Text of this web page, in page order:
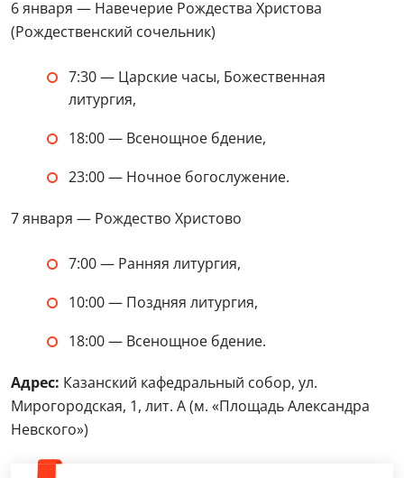
6 января — Навечерие Рождества Христова
(Рождественский сочельник)
7:30 — Царские часы, Божественная
литургия,
18:00 — Всенощное бдение,
23:00 — Ночное богослужение.
7 января — Рождество Христово
7:00 — Ранняя литургия,
10:00 — Поздняя литургия,
18:00 — Всенощное бдение.
Адрес: Казанский кафедральный собор, ул.
Мирогородская, 1, лит. А (м. «Площадь Александра
Невского»)